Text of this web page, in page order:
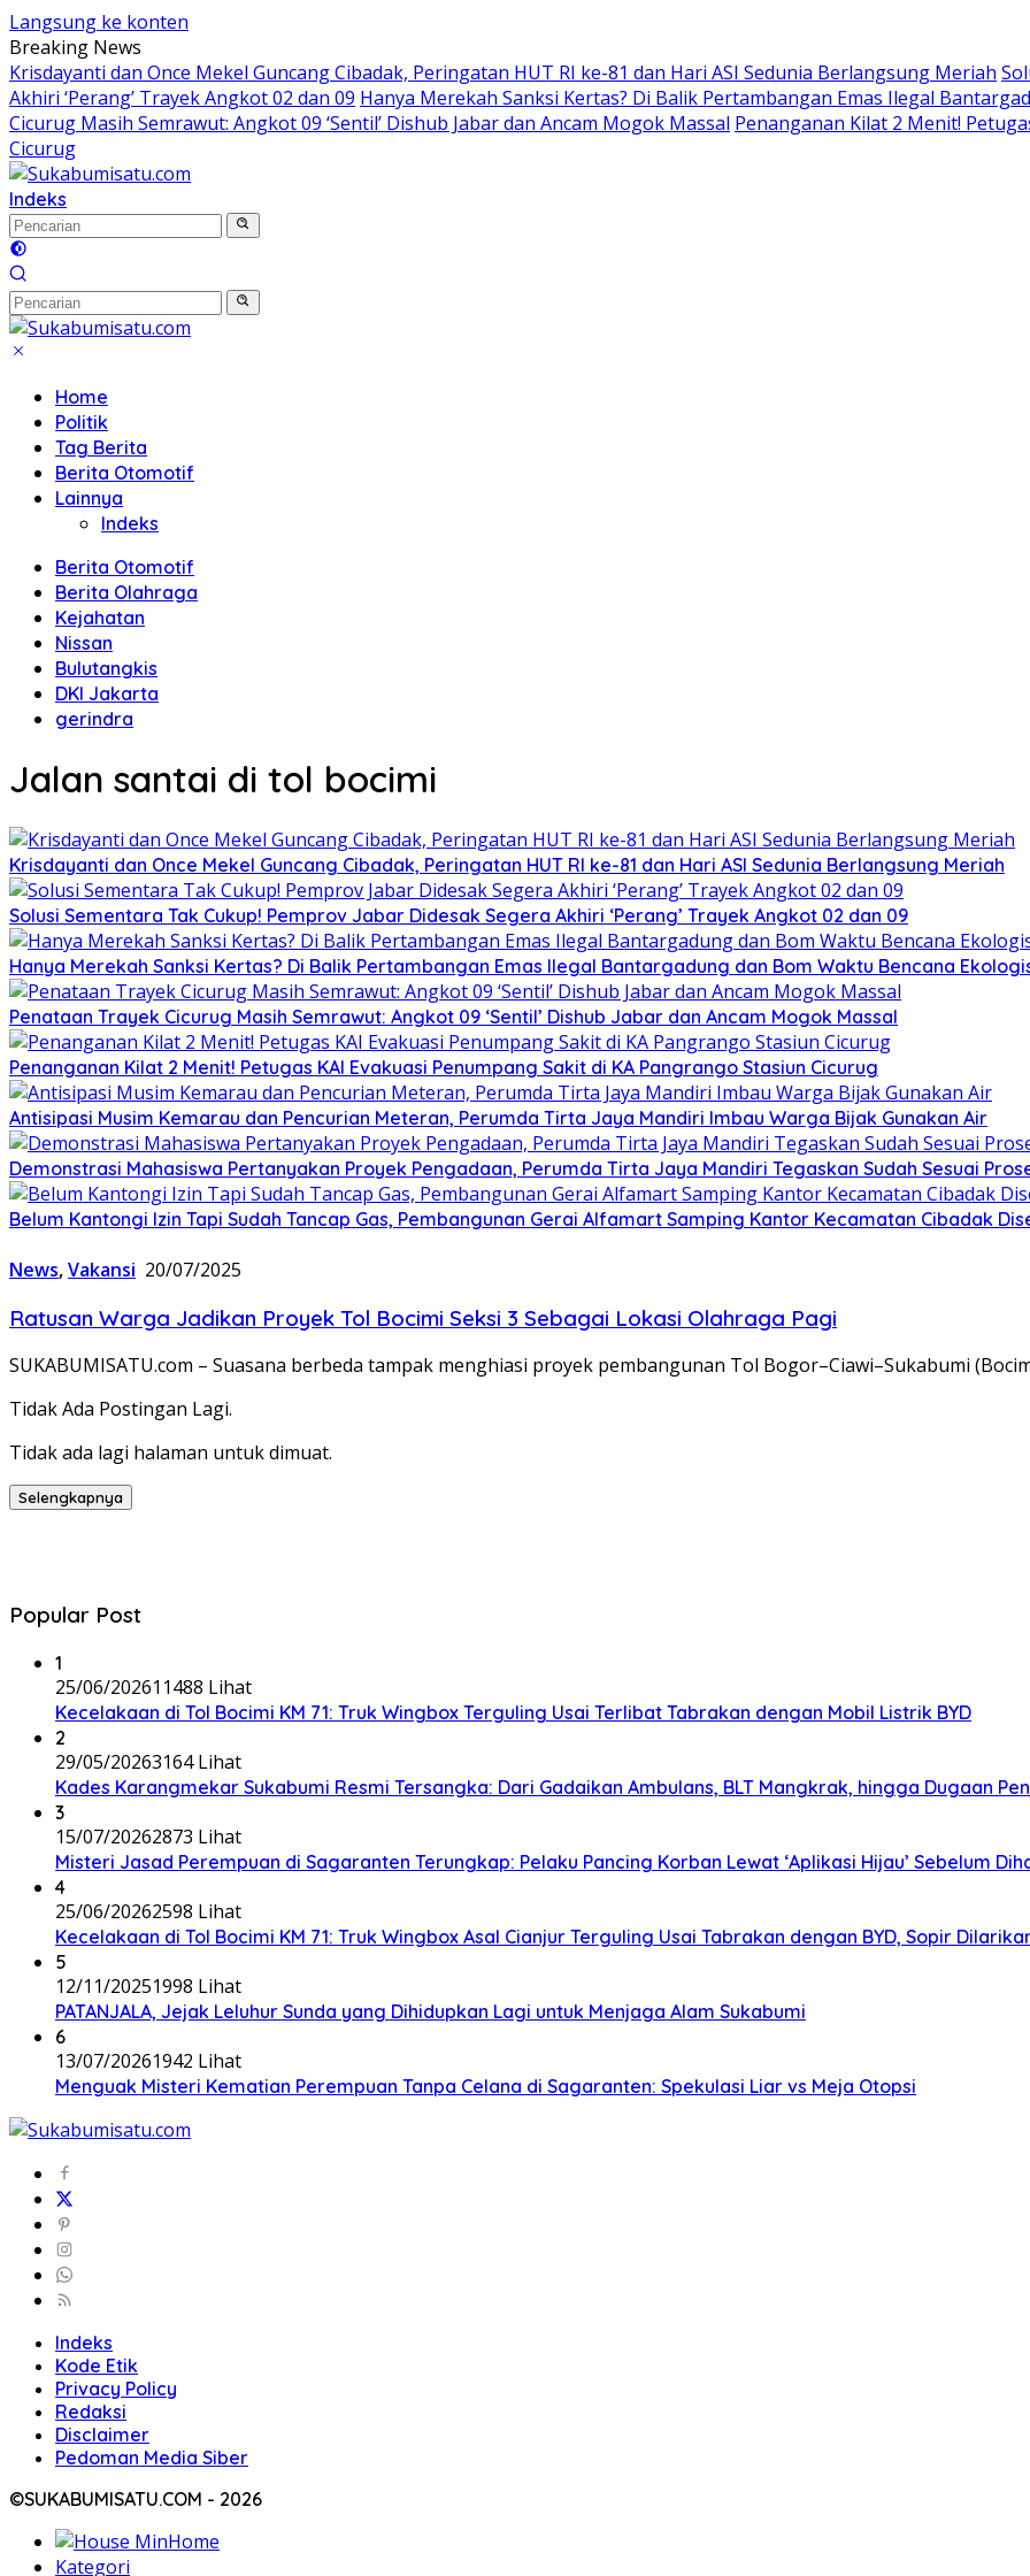
Langsung ke konten
Breaking News
Krisdayanti dan Once Mekel Guncang Cibadak, Peringatan HUT RI ke-81 dan Hari ASI Sedunia Berlangsung Meriah
Akhiri ‘Perang’ Trayek Angkot 02 dan 09 Hanya Merekah Sanksi Kertas? Di Balik Pertambangan Emas Ilegal
Cicurug Masih Semrawut: Angkot 09 ‘Sentil’ Dishub Jabar dan Ancam Mogok Massal Penanganan Kilat 2 Menit!
Cicurug
Indeks
Home
Politik
Tag Berita
Berita Otomotif
Lainnya
Indeks
Berita Otomotif
Berita Olahraga
Kejahatan
Nissan
Bulutangkis
DKI Jakarta
gerindra
Jalan santai di tol bocimi
Krisdayanti dan Once Mekel Guncang Cibadak, Peringatan HUT RI ke-81 dan Hari ASI Sedunia Berlangsung Meriah
Solusi Sementara Tak Cukup! Pemprov Jabar Didesak Segera Akhiri ‘Perang’ Trayek Angkot 02 dan 09
Hanya Merekah Sanksi Kertas? Di Balik Pertambangan Emas Ilegal Bantargadung dan Bom Waktu Bencana
Penataan Trayek Cicurug Masih Semrawut: Angkot 09 ‘Sentil’ Dishub Jabar dan Ancam Mogok Massal
Penanganan Kilat 2 Menit! Petugas KAI Evakuasi Penumpang Sakit di KA Pangrango Stasiun Cicurug
Antisipasi Musim Kemarau dan Pencurian Meteran, Perumda Tirta Jaya Mandiri Imbau Warga Bijak Gunakan Air
Demonstrasi Mahasiswa Pertanyakan Proyek Pengadaan, Perumda Tirta Jaya Mandiri Tegaskan Sudah Sesuai
Belum Kantongi Izin Tapi Sudah Tancap Gas, Pembangunan Gerai Alfamart Samping Kantor Kecamatan Cibadak
News,Vakansi 20/07/2025
Ratusan Warga Jadikan Proyek Tol Bocimi Seksi 3 Sebagai Lokasi Olahraga Pagi
SUKABUMISATU.com – Suasana berbeda tampak menghiasi proyek pembangunan Tol Bogor–Ciawi–Sukabumi
Tidak Ada Postingan Lagi.
Tidak ada lagi halaman untuk dimuat.
Selengkapnya
Popular Post
1
25/06/202611488 Lihat
Kecelakaan di Tol Bocimi KM 71: Truk Wingbox Terguling Usai Terlibat Tabrakan dengan Mobil Listrik BYD
2
29/05/20263164 Lihat
Kades Karangmekar Sukabumi Resmi Tersangka: Dari Gadaikan Ambulans, BLT Mangkrak, hingga Dugaan
3
15/07/20262873 Lihat
Misteri Jasad Perempuan di Sagaranten Terungkap: Pelaku Pancing Korban Lewat ‘Aplikasi Hijau’ Sebelum
4
25/06/20262598 Lihat
Kecelakaan di Tol Bocimi KM 71: Truk Wingbox Asal Cianjur Terguling Usai Tabrakan dengan BYD, Sopir
5
12/11/20251998 Lihat
PATANJALA, Jejak Leluhur Sunda yang Dihidupkan Lagi untuk Menjaga Alam Sukabumi
6
13/07/20261942 Lihat
Menguak Misteri Kematian Perempuan Tanpa Celana di Sagaranten: Spekulasi Liar vs Meja Otopsi
Indeks
Kode Etik
Privacy Policy
Redaksi
Disclaimer
Pedoman Media Siber
©SUKABUMISATU.COM - 2026
Home
Kategori